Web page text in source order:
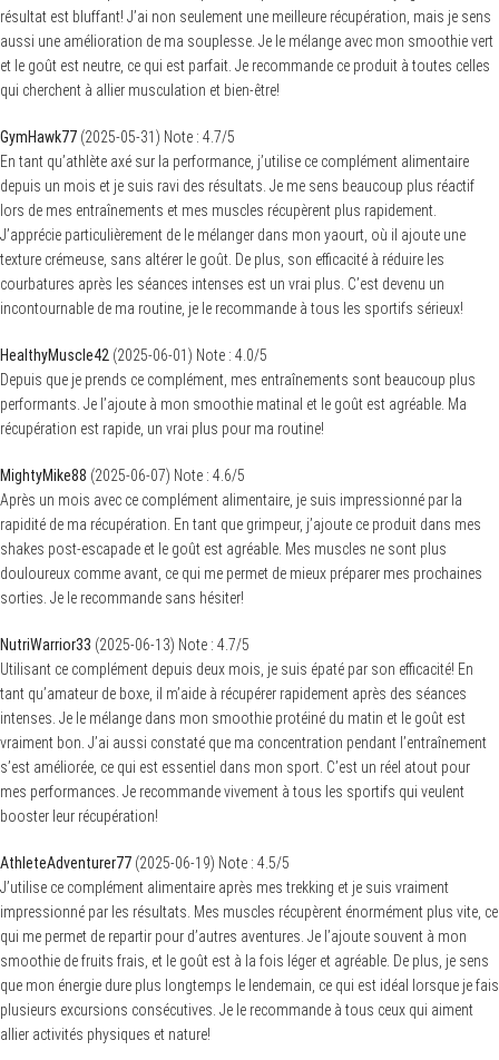
résultat est bluffant! J’ai non seulement une meilleure récupération, mais je sens
aussi une amélioration de ma souplesse. Je le mélange avec mon smoothie vert
et le goût est neutre, ce qui est parfait. Je recommande ce produit à toutes celles
qui cherchent à allier musculation et bien-être!
GymHawk77 (2025-05-31) Note : 4.7/5
En tant qu’athlète axé sur la performance, j’utilise ce complément alimentaire
depuis un mois et je suis ravi des résultats. Je me sens beaucoup plus réactif
lors de mes entraînements et mes muscles récupèrent plus rapidement.
J’apprécie particulièrement de le mélanger dans mon yaourt, où il ajoute une
texture crémeuse, sans altérer le goût. De plus, son efficacité à réduire les
courbatures après les séances intenses est un vrai plus. C’est devenu un
incontournable de ma routine, je le recommande à tous les sportifs sérieux!
HealthyMuscle42 (2025-06-01) Note : 4.0/5
Depuis que je prends ce complément, mes entraînements sont beaucoup plus
performants. Je l’ajoute à mon smoothie matinal et le goût est agréable. Ma
récupération est rapide, un vrai plus pour ma routine!
MightyMike88 (2025-06-07) Note : 4.6/5
Après un mois avec ce complément alimentaire, je suis impressionné par la
rapidité de ma récupération. En tant que grimpeur, j’ajoute ce produit dans mes
shakes post-escapade et le goût est agréable. Mes muscles ne sont plus
douloureux comme avant, ce qui me permet de mieux préparer mes prochaines
sorties. Je le recommande sans hésiter!
NutriWarrior33 (2025-06-13) Note : 4.7/5
Utilisant ce complément depuis deux mois, je suis épaté par son efficacité! En
tant qu’amateur de boxe, il m’aide à récupérer rapidement après des séances
intenses. Je le mélange dans mon smoothie protéiné du matin et le goût est
vraiment bon. J’ai aussi constaté que ma concentration pendant l’entraînement
s’est améliorée, ce qui est essentiel dans mon sport. C’est un réel atout pour
mes performances. Je recommande vivement à tous les sportifs qui veulent
booster leur récupération!
AthleteAdventurer77 (2025-06-19) Note : 4.5/5
J’utilise ce complément alimentaire après mes trekking et je suis vraiment
impressionné par les résultats. Mes muscles récupèrent énormément plus vite, ce
qui me permet de repartir pour d’autres aventures. Je l’ajoute souvent à mon
smoothie de fruits frais, et le goût est à la fois léger et agréable. De plus, je sens
que mon énergie dure plus longtemps le lendemain, ce qui est idéal lorsque je fais
plusieurs excursions consécutives. Je le recommande à tous ceux qui aiment
allier activités physiques et nature!